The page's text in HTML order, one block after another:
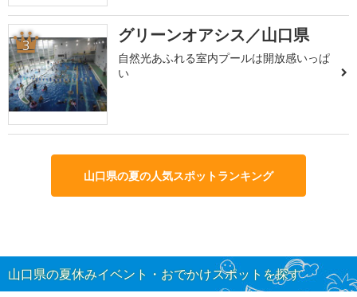
3 グリーンオアシス／山口県
自然光あふれる室内プールは開放感いっぱ
い
山口県の夏の人気スポットランキング
山口県の夏休みイベント・おでかけスポットを探す